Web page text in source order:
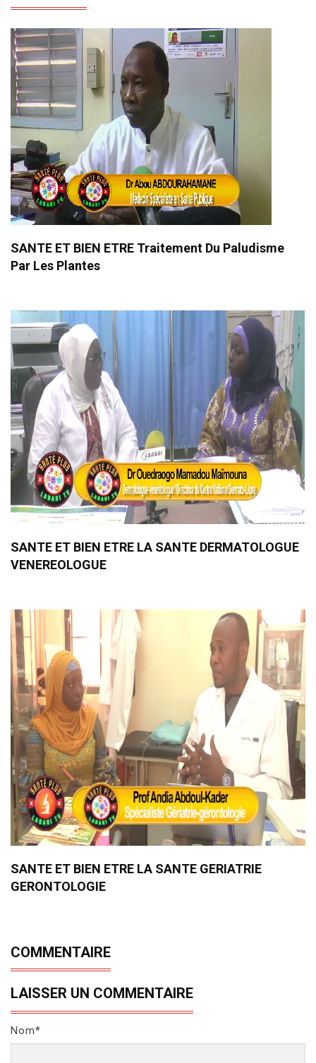
SANTE ET BIEN ETRE Traitement Du Paludisme
Par Les Plantes
SANTE ET BIEN ETRE LA SANTE DERMATOLOGUE
VENEREOLOGUE
SANTE ET BIEN ETRE LA SANTE GERIATRIE
GERONTOLOGIE
COMMENTAIRE
LAISSER UN COMMENTAIRE
Nom*